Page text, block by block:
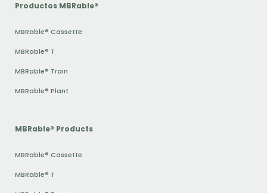
Productos MBRable®
MBRable® Cassette
MBRable® T
MBRable® Train
MBRable® Plant
MBRable® Products
MBRable® Cassette
MBRable® T